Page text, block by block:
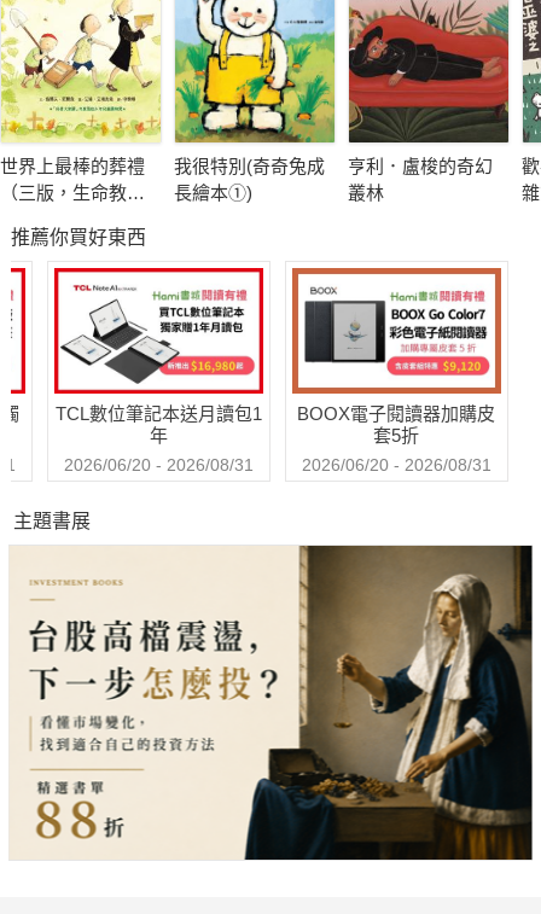
狐狸、狼、獅子等，都是擬人化的形象，既能引起孩子們的共
鳴，又能幫助他們透過動物的行為來理解人生的深刻道理。每篇
故事都簡短有趣，通過形象的比喻和生動的情節，教導孩子們如
何做人、做事，並理解各種美德與智慧。無論是透過《獅子和老
鼠》中的互助精神，還是《龜兔賽跑》中的堅持不懈，這些故事
都能幫助孩子們在日常生活中應用這些寶貴的道理，促使他們發
這本書特別適合家長與孩子一起閱讀，無論是親子共讀，還是孩
子自己閱讀，都能從中獲得啟發。故事簡單明瞭，卻蘊含著豐富
的哲理，讓孩子在閱讀的過程中不僅學會分辨是非，更能自我思
考並應用於日常生活中。我們相信，《伊索寓言》不僅會陪伴孩
子們度過一段愉快的閱讀時光，也會成為他們成長過程中的重要
【適讀年齡】3~8歲"
世界上最棒的葬禮
（三版，生命教育
我很特別(奇奇兔成
長繪本①)
亨利．盧梭的奇幻
叢林
推薦你買好東西
TCL數位筆記本送月讀包1
年
2026/06/20 - 2026/08/31
BOOX電子閱讀器加購皮
套5折
2026/06/20 - 2026/08/31
主題書展